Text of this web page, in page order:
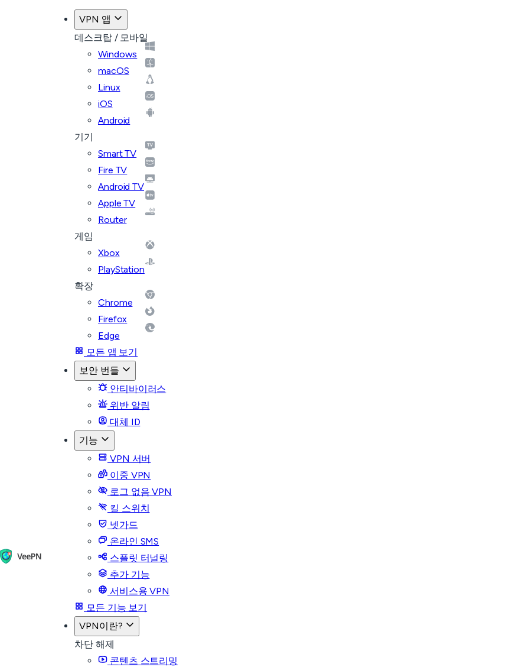
VPN 앱
데스크탑 / 모바일
Windows
macOS
Linux
iOS
Android
기기
Smart TV
Fire TV
Android TV
Apple TV
Router
게임
Xbox
PlayStation
확장
Chrome
Firefox
Edge
모든 앱 보기
보안 번들
안티바이러스
위반 알림
대체 ID
기능
VPN 서버
이중 VPN
로그 없음 VPN
킬 스위치
넷가드
온라인 SMS
스플릿 터널링
추가 기능
서비스용 VPN
모든 기능 보기
VPN이란?
차단 해제
콘텐츠 스트리밍